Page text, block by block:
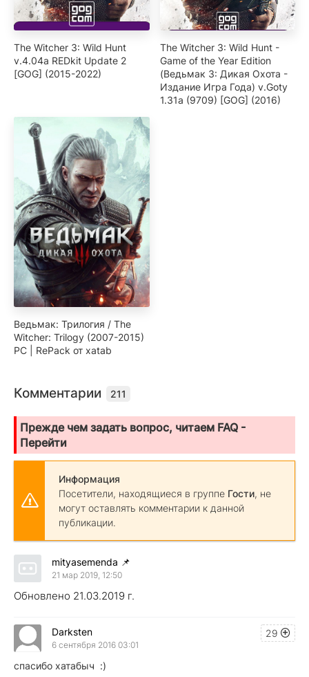
The Witcher 3: Wild Hunt
v.4.04a REDkit Update 2
[GOG] (2015-2022)
The Witcher 3: Wild Hunt -
Game of the Year Edition
(Ведьмак 3: Дикая Охота -
Издание Игра Года) v.Goty
1.31a (9709) [GOG] (2016)
Ведьмак: Трилогия / The
Witcher: Trilogy (2007-2015)
PC | RePack от xatab
Комментарии 211
Прежде чем задать вопрос, читаем FAQ -
Перейти
Информация
Посетители, находящиеся в группе Гости, не
могут оставлять комментарии к данной
публикации.
mityasemenda 📌
21 мар 2019, 12:50
Обновлено 21.03.2019 г.
29
Darksten
6 сентября 2016 03:01
спасибо хатабыч :)